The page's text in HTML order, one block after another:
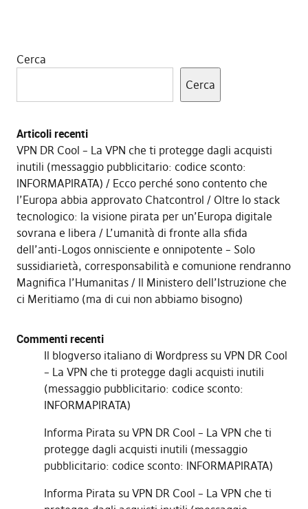
Cerca
Cerca
Articoli recenti
VPN DR Cool – La VPN che ti protegge dagli acquisti
inutili (messaggio pubblicitario: codice sconto:
INFORMAPIRATA)
Ecco perché sono contento che
l’Europa abbia approvato Chatcontrol
Oltre lo stack
tecnologico: la visione pirata per un’Europa digitale
sovrana e libera
L’umanità di fronte alla sfida
dell’anti-Logos onnisciente e onnipotente – Solo
sussidiarietà, corresponsabilità e comunione rendranno
Magnifica l’Humanitas
Il Ministero dell’Istruzione che
ci Meritiamo (ma di cui non abbiamo bisogno)
Commenti recenti
Il blogverso italiano di Wordpresssu VPN DR Cool
– La VPN che ti protegge dagli acquisti inutili
(messaggio pubblicitario: codice sconto:
INFORMAPIRATA)
Informa Pirata su VPN DR Cool – La VPN che ti
protegge dagli acquisti inutili (messaggio
pubblicitario: codice sconto: INFORMAPIRATA)
Informa Pirata su VPN DR Cool – La VPN che ti